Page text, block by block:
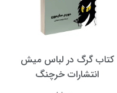
کتاب گرگ در لباس میش
انتشارات خرچنگ